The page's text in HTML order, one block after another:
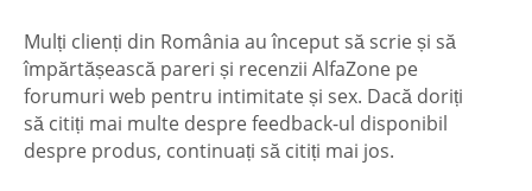
Mulți clienți din România au început să scrie și să
împărtășească pareri și recenzii AlfaZone pe
forumuri web pentru intimitate și sex. Dacă doriți
să citiți mai multe despre feedback-ul disponibil
despre produs, continuați să citiți mai jos.